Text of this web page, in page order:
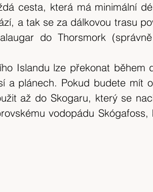
na výlet Španělsko
2020 Česká republika
cesta, která má minimální
a tak se za dálkovou trasu
do Thorsmork
Islandu lze překonat během
a plánech. Pokud budete mít
až do Skogaru, který se
vodopádu Skógafoss,